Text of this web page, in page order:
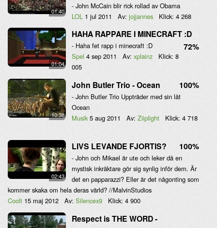
01:40
- John McCain blir rick rollad av Obama
LOL 1 jul 2011 Av: jojjannes Klick: 4 268
01:04
HAHA RAPPARE I MINECRAFT :D
72%
- Haha fet rapp i minecraft :D
Spel 4 sep 2011 Av: xplainz Klick: 8
005
10:38
John Butler Trio - Ocean 100%
- John Butler Trio Uppträder med sin låt
Ocean
Musik 5 aug 2011 Av: Ziiplight Klick: 4 718
02:43
LIVS LEVANDE FJORTIS? 100%
- John och Mikael är ute och leker då en
mystisk inkräktare gör sig synlig inför dem. Är
det en papparazzi? Eller är det någonting som
kommer skaka om hela deras värld? //MalvinStudios
Coolt 15 maj 2012 Av: Silencex9 Klick: 4 900
Respect is THE WORD -